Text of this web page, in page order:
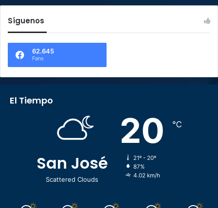
Síguenos
62.645
Fans
El Tiempo
San José
Scattered Clouds
20 ℃
21º - 20º
87%
4.02 km/h